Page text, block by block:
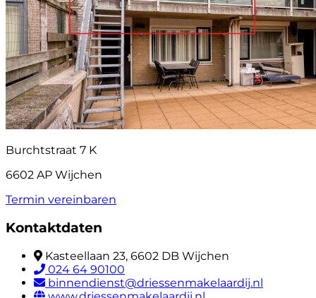
Burchtstraat 7 K
6602 AP Wijchen
Termin vereinbaren
Kontaktdaten
Kasteellaan 23, 6602 DB Wijchen
024 64 90100
binnendienst@driessenmakelaardij.nl